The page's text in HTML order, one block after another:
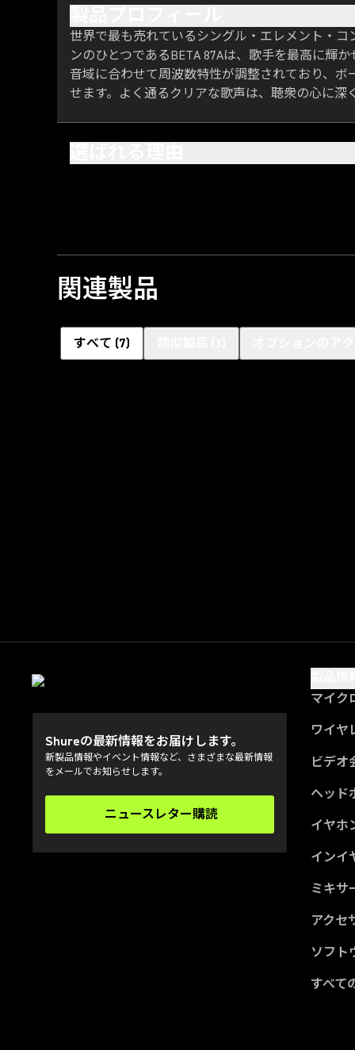
世界で最も売れているシングル・エレメント・コ
ンのひとつであるBETA 87Aは、歌手を最高に輝
音域に合わせて周波数特性が調整されており、ボ
せます。よく通るクリアな歌声は、聴衆の心に深
関連製品
すべて (7)
Shureの最新情報をお届けします。
新製品情報やイベント情報など、さまざまな最新情報
をメールでお知らせします。
ニュースレター購読
(Opens in a new tab)
マイク
ワイヤ
ビデオ
ヘッド
イヤホ
インイ
ミキサ
アクセ
ソフト
すべて